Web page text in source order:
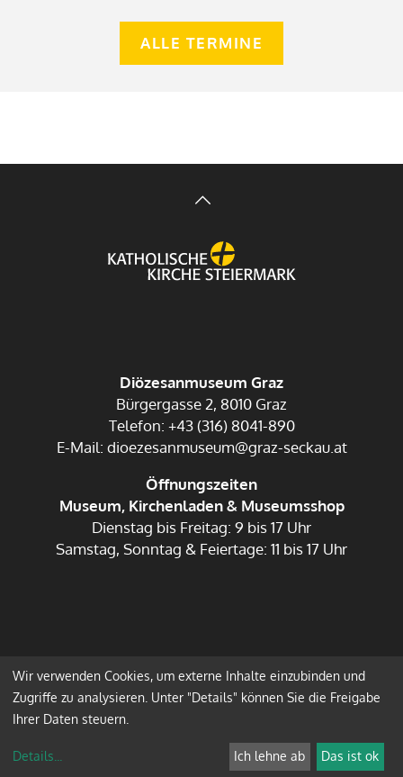
ALLE TERMINE
Diözesanmuseum Graz
Bürgergasse 2, 8010 Graz
Telefon: +43 (316) 8041-890
E-Mail: dioezesanmuseum@graz-seckau.at
Öffnungszeiten
Museum, Kirchenladen & Museumsshop
Dienstag bis Freitag: 9 bis 17 Uhr
Samstag, Sonntag & Feiertage: 11 bis 17 Uhr
Impressum Datenschutz
Wir verwenden Cookies, um externe Inhalte einzubinden und
Zugriffe zu analysieren. Unter "Details" können Sie die Freigabe
Ihrer Daten steuern.
Details... Ich lehne ab Das ist ok